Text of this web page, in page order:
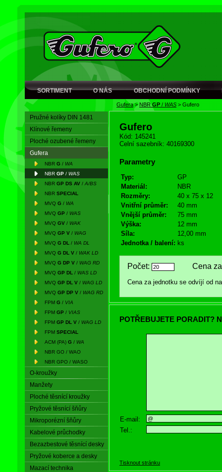
SORTIMENT O NÁS OBCHODNÍ PODMÍNKY
Gufera> NBRGP / WAS > Gufero
Pružné kolíky DIN 1481
Klínové řemeny
Ploché ozubené řemeny
Gufera
NBR G / WA
NBR GP / WAS
NBR GP DS AV / A/BS
NBR SPECIAL
MVQ G / WA
MVQ GP / WAS
MVQ GV / WAK
MVQ GP V / WAG
MVQ G DL / WA DL
MVQ G DL V / WAK LD
MVQ G DP V / WAG RD
MVQ GP DL / WAS LD
MVQ GP DL V / WAG LD
MVQ GP DP V / WAG RD
FPM G / VIA
FPM GP / VIAS
FPM GP DL V / WAG LD
FPM SPECIAL
ACM (PA) G / WA
NBR GO / WAO
NBR GPO / WASO
O-kroužky
Manžety
Ploché těsnící kroužky
Pryžové těsnící šňůry
Mikroporézní šňůry
Kabelové průchodky
Bezazbestové těsnící desky
Pryžové koberce a desky
Mazací technika
Gufero
Kód: 145241
Celní sazebník: 40169300
Parametry
Typ:
GP
Materiál:
NBR
Rozměry:
40 x 75 x 12
Vnitřní průměr:
40 mm
Vnější průměr:
75 mm
Výška:
12 mm
Síla:
12,00 mm
Jednotka / balení: ks
Počet: Cena za
Cena za jednotku se odvíjí od
POTŘEBUJETE PORADIT?
E-mail:
Tel.:
Tisknout stránku